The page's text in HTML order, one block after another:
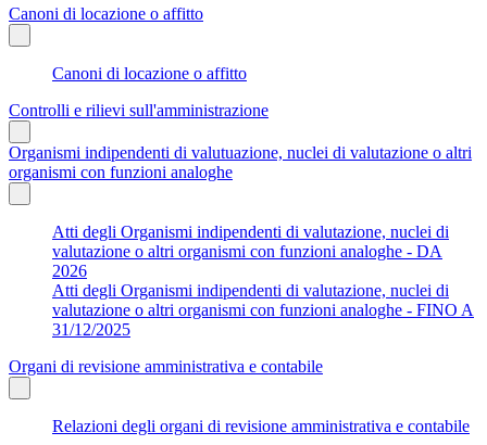
Canoni di locazione o affitto
Canoni di locazione o affitto
Controlli e rilievi sull'amministrazione
Organismi indipendenti di valutuazione, nuclei di valutazione o altri
organismi con funzioni analoghe
Atti degli Organismi indipendenti di valutazione, nuclei di
valutazione o altri organismi con funzioni analoghe - DA
2026
Atti degli Organismi indipendenti di valutazione, nuclei di
valutazione o altri organismi con funzioni analoghe - FINO A
31/12/2025
Organi di revisione amministrativa e contabile
Relazioni degli organi di revisione amministrativa e contabile